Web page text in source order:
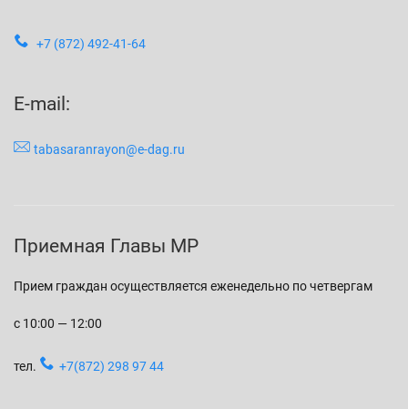
+7 (872) 492-41-64
E-mail:
tabasaranrayon@e-dag.ru
Приемная Главы МР
Прием граждан осуществляется еженедельно по четвергам
с 10:00 — 12:00
тел. +7(872) 298 97 44